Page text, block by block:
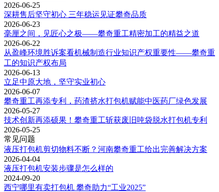
2026-06-25
深耕售后坚守初心 三年稳运见证攀奇品质
2026-06-23
毫厘之间，见匠心之极——攀奇重工精密加工的精益之道
2026-06-22
从盈峰环境胜诉案看机械制造行业知识产权重要性——攀奇重
工的知识产权布局
2026-06-13
立足中原大地，坚守实业初心
2026-06-07
攀奇重工再添专利，药渣挤水打包机赋能中医药厂绿色发展
2026-05-27
技术创新再添硕果！攀奇重工斩获废旧吨袋脱水打包机专利
2026-05-25
常见问题
液压打包机剪切物料不断？河南攀奇重工给出完善解决方案
2026-04-04
液压打包机安装步骤是怎么样的
2024-09-20
西宁哪里有卖打包机 攀奇助力“工业2025”